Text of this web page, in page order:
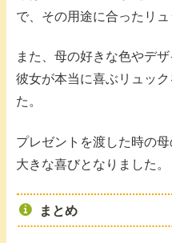
で、その用途に合ったリュ
また、母の好きな色やデ
彼女が本当に喜ぶリュッ
た。
プレゼントを渡した時の
大きな喜びとなりました。
まとめ